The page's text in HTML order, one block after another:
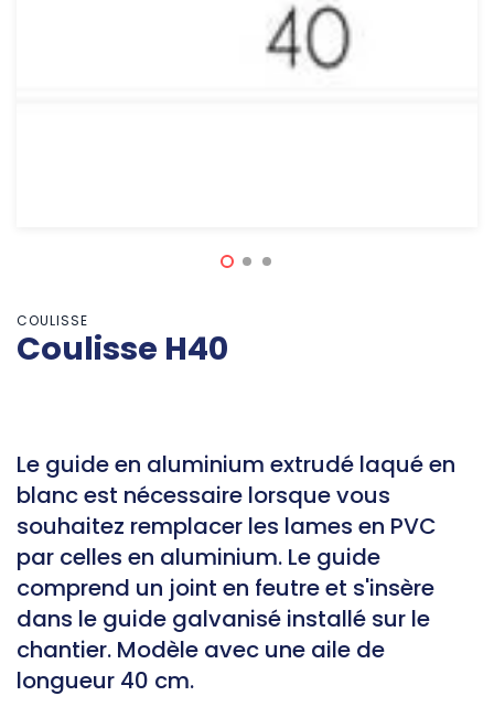
COULISSE
Coulisse H40
Le guide en aluminium extrudé laqué en
blanc est nécessaire lorsque vous
souhaitez remplacer les lames en PVC
par celles en aluminium. Le guide
comprend un joint en feutre et s'insère
dans le guide galvanisé installé sur le
chantier. Modèle avec une aile de
longueur 40 cm.